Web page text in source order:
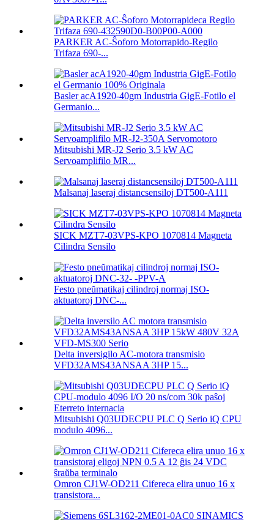
PARKER AC-Ŝoforo Motorrapido-Regilo
Trifaza 690-...
Basler acA1920-40gm Industria GigE-Fotilo el
Germanio...
Mitsubishi MR-J2 Serio 3.5 kW AC
Servoamplifilo MR...
Malsanaj laseraj distancsensiloj DT500-A111
SICK MZT7-03VPS-KPO 1070814 Magneta
Cilindra Sensilo
Festo pneŭmatikaj cilindroj normaj ISO-
aktuatoroj DNC-...
Delta inversigilo AC-motora transmisio
VFD32AMS43ANSAA 3HP 15...
Mitsubishi Q03UDECPU PLC Q Serio iQ CPU
modulo 4096...
Omron CJ1W-OD211 Cifereca elira unuo 16 x
transistora...